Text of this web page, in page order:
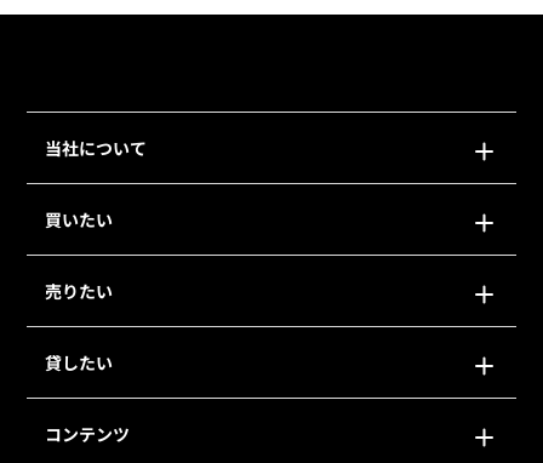
当社について
買いたい
売りたい
貸したい
コンテンツ